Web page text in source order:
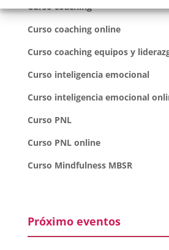
Curso coaching
Curso coaching online
Curso coaching equipos y
Curso inteligencia emocional
Curso inteligencia emocional
Curso PNL
Curso PNL online
Curso Mindfulness MBSR
Próximo eventos